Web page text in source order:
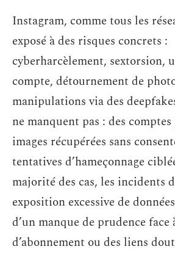
Instagram, comme tous les
exposé à des risques concrets :
cyberharcèlement, sextorsion,
compte, détournement de
manipulations via des
ne manquent pas : des
images récupérées sans
tentatives d’hameçonnage
majorité des cas, les incidents
exposition excessive de
d’un manque de prudence face
d’abonnement ou des liens